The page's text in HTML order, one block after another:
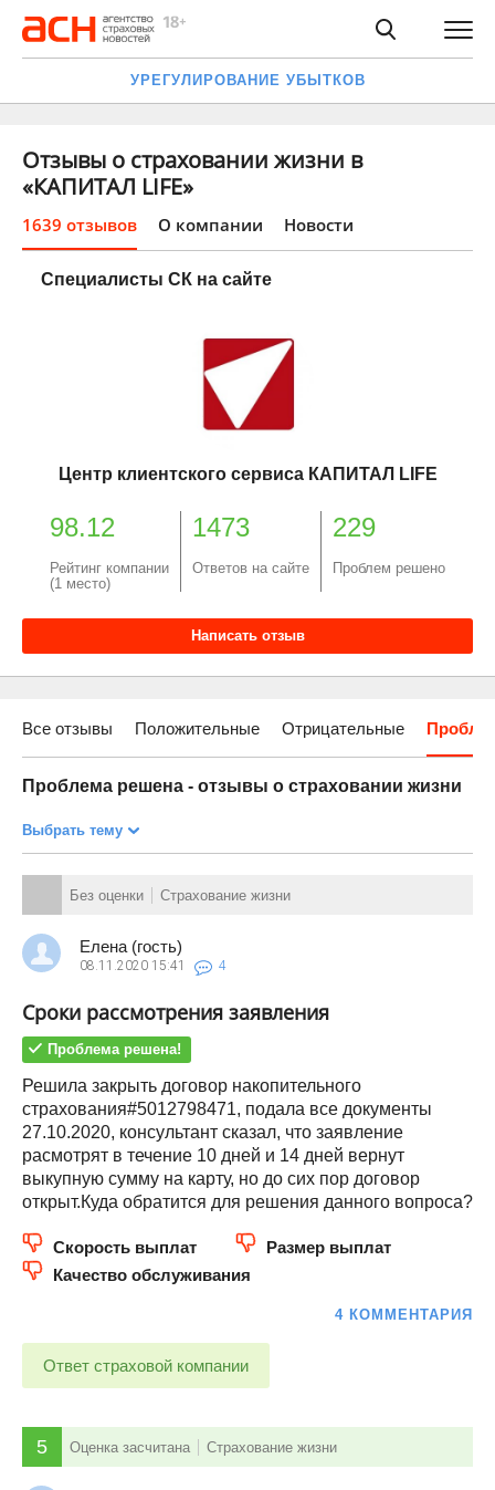
УРЕГУЛИРОВАНИЕ УБЫТКОВ
Отзывы о страховании жизни в
«КАПИТАЛ LIFE»
1639 отзывов О компании Новости
Специалисты СК на сайте
Центр клиентского сервиса КАПИТАЛ LIFE
98.12
Рейтинг компании
(1 место)
1473
Ответов на сайте
229
Проблем решено
Написать отзыв
Все отзывы Положительные Отрицательные
Проблема решена - отзывы о страховании жизни
Выбрать тему
Без оценки Страхование жизни
Елена (гость)
08.11.2020 15:41 4
Сроки рассмотрения заявления
Проблема решена!
Решила закрыть договор накопительного
страхования#5012798471, подала все документы
27.10.2020, консультант сказал, что заявление
расмотрят в течение 10 дней и 14 дней вернут
выкупную сумму на карту, но до сих пор договор
открыт.Куда обратится для решения данного вопроса?
Скорость выплат
Размер выплат
Качество обслуживания
4 КОММЕНТАРИЯ
Ответ страховой компании
5 Оценка засчитана Страхование жизни